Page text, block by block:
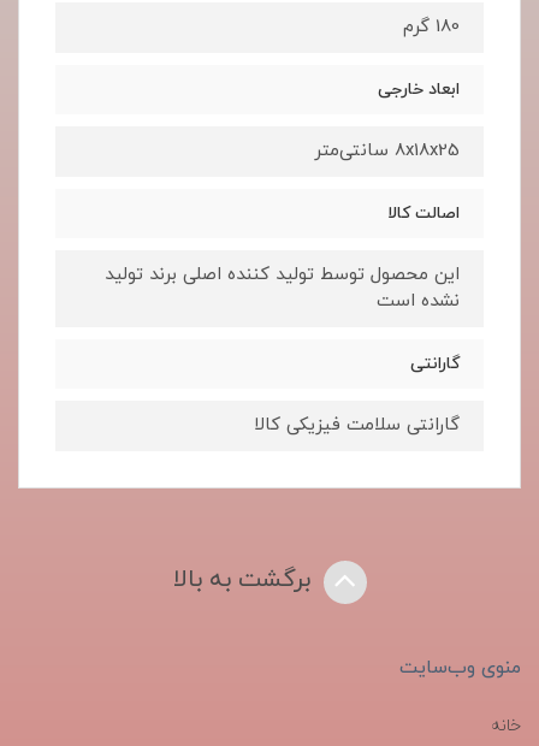
180 گرم
ابعاد خارجی
8x18x25 سانتی‌متر
اصالت کالا
این محصول توسط تولید کننده اصلی برند تولید
نشده است
گارانتی
گارانتی سلامت فیزیکی کالا
برگشت به بالا
منوی وب‌سایت
خانه